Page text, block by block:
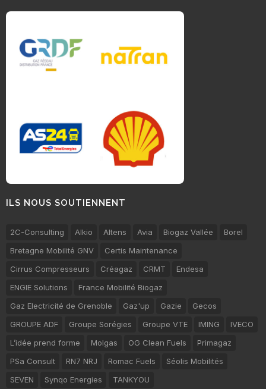
ILS NOUS SOUTIENNENT
2C-Consulting Alkio Altens Avia Biogaz Vallée
Borel
Bretagne Mobilité GNV
Certis Maintenance
Cirrus Compresseurs
Créagaz CRMT
Endesa
ENGIE Solutions
France Mobilité Biogaz
Gaz Electricité de Grenoble
Gaz'up Gazie
Gecos
GROUPE ADF
Groupe Sorégies Groupe VTE IMING
IVECO
L’idée prend forme
Molgas OG Clean Fuels
Primagaz
PSa Consult
RN7 NRJ Romac Fuels
Séolis Mobilités
SEVEN
Synqo Energies TANKYOU